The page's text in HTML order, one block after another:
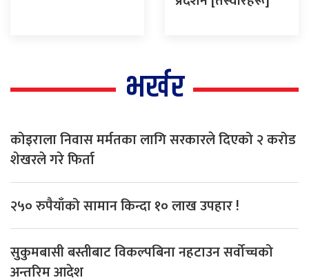
भर्खर
कोइराला निवास मर्मतका लागि सरकारले दिएको २ करोड
शेखरले गरे फिर्ता
२५० रुपैयाँको सामान किन्दा १० लाख उपहार !
सुकुमबासी बस्तीबाट विकल्पबिना नहटाउन सर्वोच्चको
अन्तरिम आदेश